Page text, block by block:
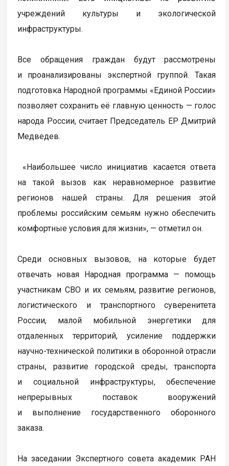
учреждений культуры и экологической
инфраструктуры.
Все обращения граждан будут рассмотрены
и проанализированы экспертной группой. Такая
подготовка Народной программы «Единой России»
позволяет сохранить её главную ценность — голос
народа России, считает Председатель ЕР Дмитрий
Медведев.
«Наибольшее число инициатив касается ответа
на такой вызов как неравномерное развитие
регионов нашей страны. Для решения этой
проблемы российским семьям нужно обеспечить
комфортные условия для жизни», — отметил он.
Среди основных вызовов, на которые будет
отвечать новая Народная программа — помощь
участникам СВО и их семьям, развитие регионов,
логистического и транспортного суверенитета
России, малой мобильной энергетики для
отдаленных территорий, усиление поддержки
научно-технической политики в оборонной отрасли
страны, развитие городской среды, транспорта
и социальной инфраструктуры, обеспечение
непрерывных поставок вооружений
и выполнение государственного оборонного
заказа.
На заседании Экспертного совета академик РАН